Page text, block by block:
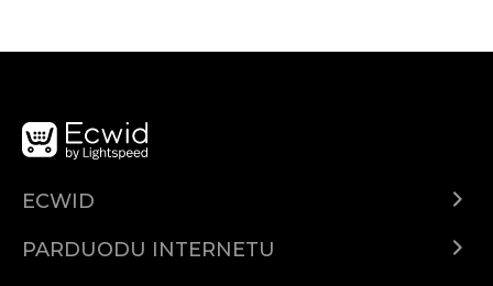
ECWID
Kainodara
PARDUODU INTERNETU